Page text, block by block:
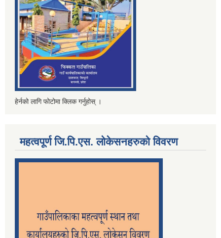
हेर्नको लागि फोटोमा क्लिक गर्नुहोस् ।
महत्वपूर्ण जि.पि.एस. लोकेसनहरुको विवरण